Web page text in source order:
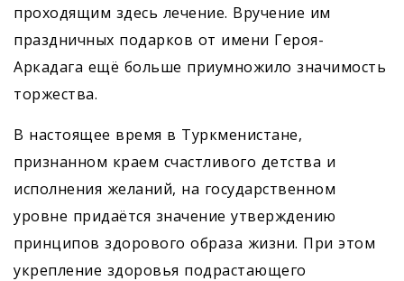
проходящим здесь лечение. Вручение им
праздничных подарков от имени Героя-
Аркадага ещё больше приумножило значимость
торжества.
В настоящее время в Туркменистане,
признанном краем счастливого детства и
исполнения желаний, на государственном
уровне придаётся значение утверждению
принципов здорового образа жизни. При этом
укрепление здоровья подрастающего